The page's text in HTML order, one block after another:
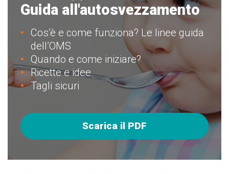
Guida all'autosvezzamento
Cos’è e come funziona? Le linee guida
dell’OMS
Quando e come iniziare?
Ricette e idee
Tagli sicuri
Scarica il PDF